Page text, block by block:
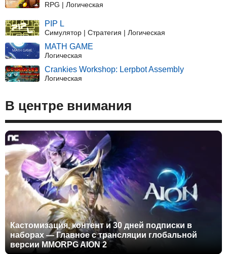
RPG | Логическая
PIP L
Симулятор | Стратегия | Логическая
MATH GAME
Логическая
Crankies Workshop: Lerpbot Assembly
Логическая
В центре внимания
Кастомизация, контент и 30 дней подписки в
наборах — Главное с трансляции глобальной
версии MMORPG AION 2